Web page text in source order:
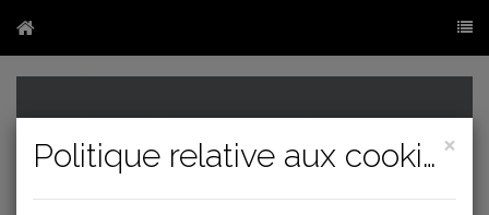
×
Politique relative aux cookies